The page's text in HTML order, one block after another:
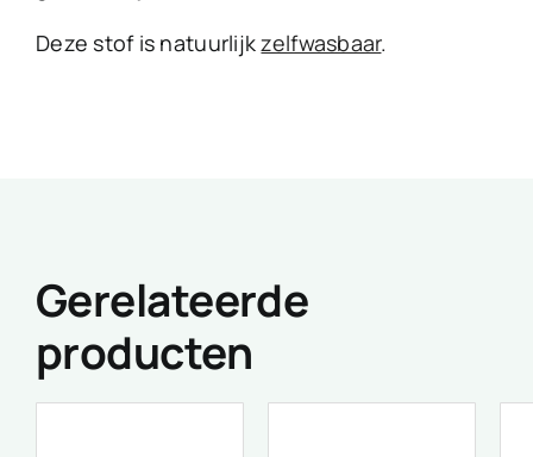
Deze stof is natuurlijkzelfwasbaar.
Gerelateerde
producten